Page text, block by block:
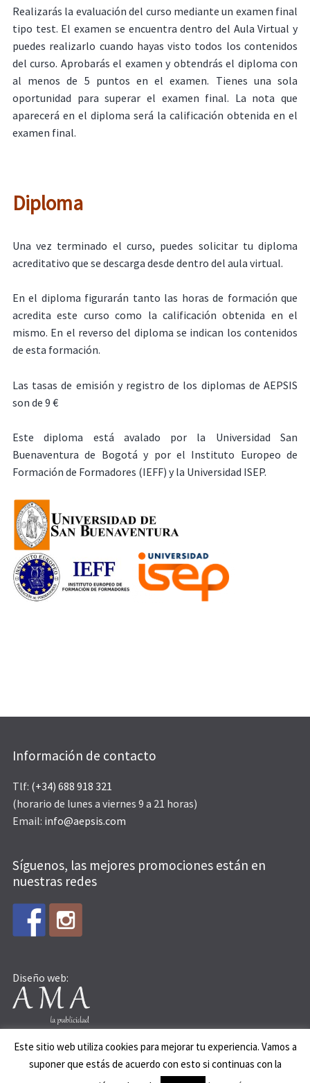
Realizarás la evaluación del curso mediante un examen final
tipo test. El examen se encuentra dentro del Aula Virtual y
puedes realizarlo cuando hayas visto todos los contenidos
del curso. Aprobarás el examen y obtendrás el diploma con
al menos de 5 puntos en el examen. Tienes una sola
oportunidad para superar el examen final. La nota que
aparecerá en el diploma será la calificación obtenida en el
examen final.
Diploma
Una vez terminado el curso, puedes solicitar tu diploma
acreditativo que se descarga desde dentro del aula virtual.
En el diploma figurarán tanto las horas de formación que
acredita este curso como la calificación obtenida en el
mismo. En el reverso del diploma se indican los contenidos
de esta formación.
Las tasas de emisión y registro de los diplomas de AEPSIS
son de 9 €
Este diploma está avalado por la Universidad San
Buenaventura de Bogotá y por el Instituto Europeo de
Formación de Formadores (IEFF) y la Universidad ISEP.
Información de contacto
Tlf: (+34) 688 918 321
(horario de lunes a viernes 9 a 21 horas)
Email: info@aepsis.com
Síguenos, las mejores promociones están en
nuestras redes
Diseño web:
Este sitio web utiliza cookies para mejorar tu experiencia. Vamos a
suponer que estás de acuerdo con esto si continuas con la